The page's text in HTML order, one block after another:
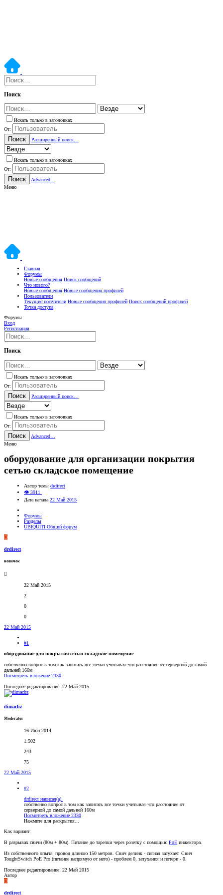
Поиск
Искать только в заголовках
От:
Поиск Расширенный поиск…
Искать только в заголовках
От:
Поиск
Advanced…
Меню
Главная
Форумы
Новые сообщения Поиск сообщений
Что нового?
Новые сообщения Новые сообщения профилей
Пользователи
Текущие посетители Новые сообщения профилей Поиск сообщений профилей
Точка доступа
Форумы
Вход
Регистрация
Поиск
Искать только в заголовках
От:
Поиск Расширенный поиск…
Искать только в заголовках
От:
Поиск
Advanced…
Меню
оборудование для организации покрытия
сетью складское помещение
Автор темы drdirect
👁 3911
Дата начала 22 Май 2015
Форумы
Разделы
UBIQUITI Общий форум
D
drdirect
новичок
22 Май 2015
2
0
0
22 Май 2015
#1
оборудование для покрытия сетью складское помещение
собственно вопрос в том как запитать все точки учитывая что расстояние от серверной до самой
дальней 160м
Посмотреть вложение 2330
Последнее редактирование: 22 Май 2015
dimacbz
Moderator
16 Июн 2014
1.502
243
75
22 Май 2015
#2
drdirect написал(а):
собственно вопрос в том как запитать все точки учитывая что расстояние от
серверной до самой дальней 160м
Посмотреть вложение 2330
Нажмите для раскрытия...
Как вариант:
В разрывах свичи (80м + 80м). Питание до тарелки через розетку с помощью PoE инжектора.
Из собственного опыта: провод длиною 150 метров. Свич делинк - сигнал затухает. Свич
ToughtSwitch PoE Pro (питание напрямую от него) - проблем 0, затухания и потери - 0.
Последнее редактирование: 22 Май 2015
Автор
D
drdirect